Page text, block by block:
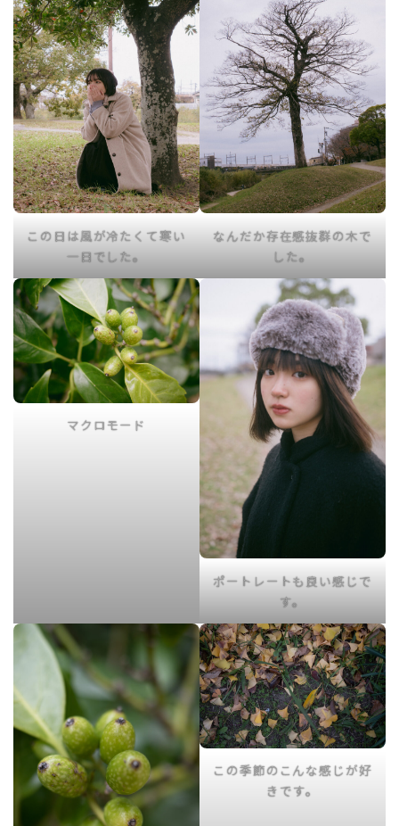
この日は風が冷たくて寒い
一日でした。
なんだか存在感抜群の木で
した。
マクロモード
ポートレートも良い感じで
す。
この季節のこんな感じが好
きです。